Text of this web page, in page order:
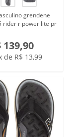
grendene
rider r power lite pr
139,90
de R$ 13,99